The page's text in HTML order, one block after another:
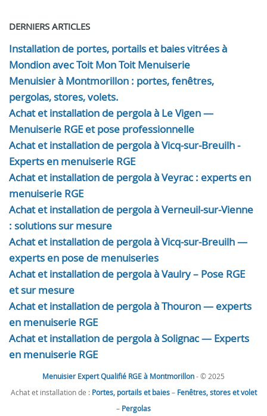
DERNIERS ARTICLES
Installation de portes, portails et baies vitrées à
Mondion avec Toit Mon Toit Menuiserie
Menuisier à Montmorillon : portes, fenêtres,
pergolas, stores, volets.
Achat et installation de pergola à Le Vigen —
Menuiserie RGE et pose professionnelle
Achat et installation de pergola à Vicq-sur-Breuilh -
Experts en menuiserie RGE
Achat et installation de pergola à Veyrac : experts en
menuiserie RGE
Achat et installation de pergola à Verneuil-sur-Vienne
: solutions sur mesure
Achat et installation de pergola à Vicq-sur-Breuilh —
experts en pose de menuiseries
Achat et installation de pergola à Vaulry – Pose RGE
et sur mesure
Achat et installation de pergola à Thouron — experts
en menuiserie RGE
Achat et installation de pergola à Solignac — Experts
en menuiserie RGE
Menuisier Expert Qualifié RGE à Montmorillon- © 2025
Achat et installation de : Portes, portails et baies– Fenêtres, stores et volet
– Pergolas